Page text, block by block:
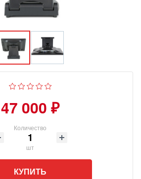
47 000 ₽
Количество
шт
КУПИТЬ